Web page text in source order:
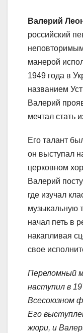
Валерий
российский
манерой
1949 года в
названием
Валерий
мечтал стать
Его талант
он выступал
церковном
Валерий
где изучал
музыкальную
начал петь в
накапливая
свое
Переломный
наступил в
Всесоюзном
Его
жюри, и